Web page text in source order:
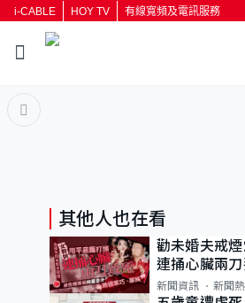
i-CABLE HOY TV 有線寬頻及電訊服務
其他人也在看
勸未婚夫戒
連捅心臟兩
已上訴
新聞資訊 新聞